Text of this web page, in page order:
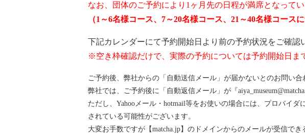
なお、団体のご予約により1ヶ月先の日程が満席となって
（1～6名様コース、7～20名様コース、21～40名様コー
下記カレンダーにて予約開始日より前の予約状況をご確認
※空き枠確認だけで、実際の予約については予約開始日ま
ご予約後、弊社からの「自動送信メール」が届かないとのお問い合
弊社では、ご予約後に「自動返信メール」が『
ただし、Yahooメール・hotmail等をお使いの場合には、プロバイ
されている可能性がございます。
大変お手数ですが【matcha.jp】のドメインからのメールが受信でき